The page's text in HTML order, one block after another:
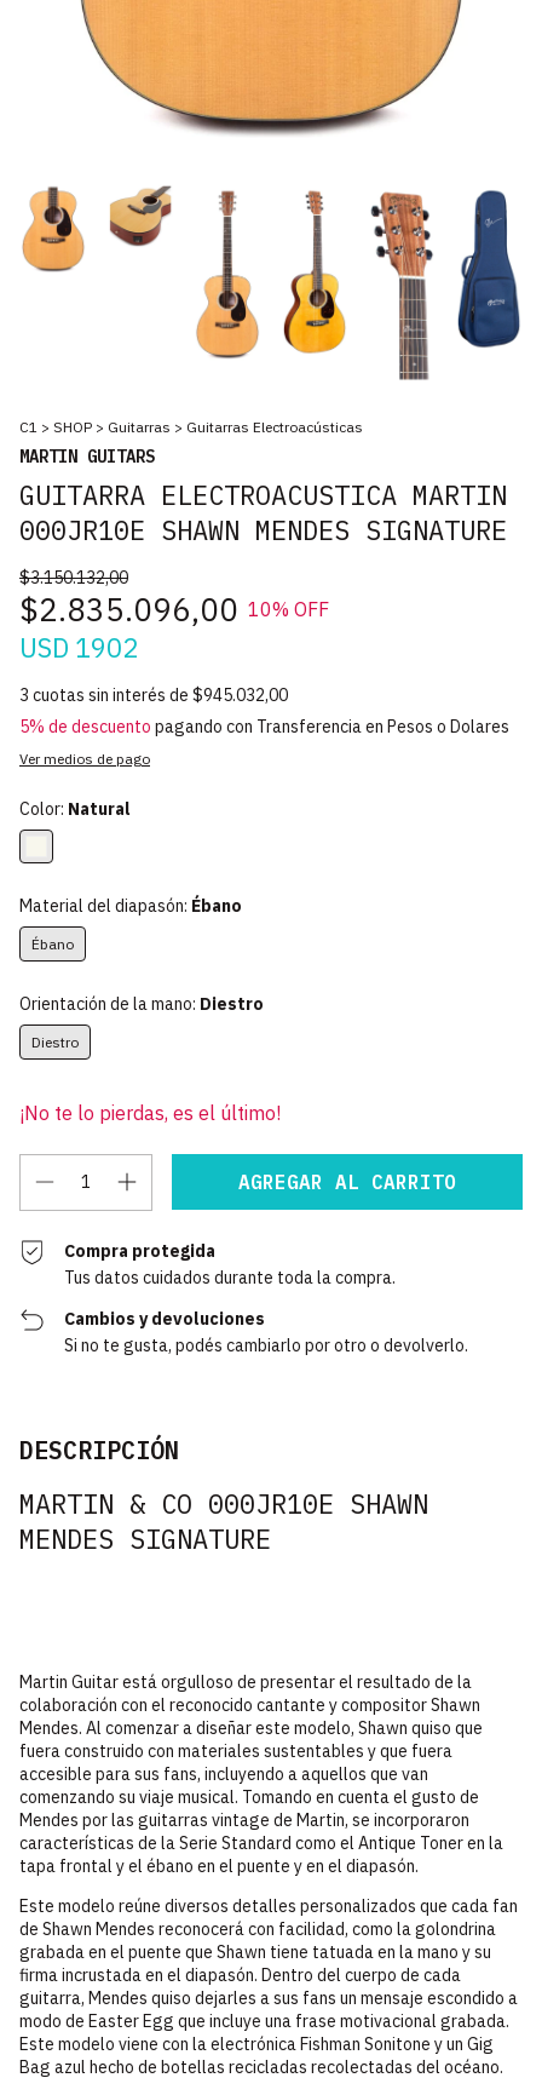
C1 > SHOP > Guitarras > Guitarras Electroacústicas
MARTIN GUITARS
GUITARRA ELECTROACUSTICA MARTIN
000JR10E SHAWN MENDES SIGNATURE
$3.150.132,00
$2.835.096,00 10% OFF
USD 1902
3 cuotas sin interés de $945.032,00
5% de descuento pagando con Transferencia en Pesos o Dolares
Ver medios de pago
Color: Natural
Material del diapasón: Ébano
Ébano
Orientación de la mano: Diestro
Diestro
¡No te lo pierdas, es el último!
Compra protegida
Tus datos cuidados durante toda la compra.
Cambios y devoluciones
Si no te gusta, podés cambiarlo por otro o devolverlo.
DESCRIPCIÓN
MARTIN & CO 000JR10E SHAWN
MENDES SIGNATURE
Martin Guitar está orgulloso de presentar el resultado de la
colaboración con el reconocido cantante y compositor Shawn
Mendes. Al comenzar a diseñar este modelo, Shawn quiso que
fuera construido con materiales sustentables y que fuera
accesible para sus fans, incluyendo a aquellos que van
comenzando su viaje musical. Tomando en cuenta el gusto de
Mendes por las guitarras vintage de Martin, se incorporaron
características de la Serie Standard como el Antique Toner en la
tapa frontal y el ébano en el puente y en el diapasón.
Este modelo reúne diversos detalles personalizados que cada fan
de Shawn Mendes reconocerá con facilidad, como la golondrina
grabada en el puente que Shawn tiene tatuada en la mano y su
firma incrustada en el diapasón. Dentro del cuerpo de cada
guitarra, Mendes quiso dejarles a sus fans un mensaje escondido a
modo de Easter Egg que incluye una frase motivacional grabada.
Este modelo viene con la electrónica Fishman Sonitone y un Gig
Bag azul hecho de botellas recicladas recolectadas del océano.